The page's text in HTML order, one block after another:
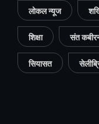
लोकल न्यूज
शिक्षा संत
सियासत